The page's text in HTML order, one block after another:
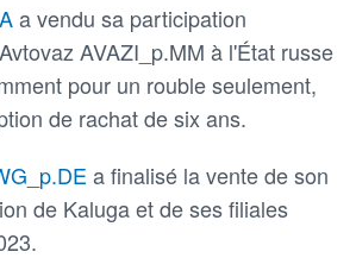
a vendu sa participation
AVAZI_p.MM à l'État russe
pour un rouble seulement,
de rachat de six ans.
a finalisé la vente de son
de Kaluga et de ses filiales